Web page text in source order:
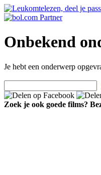
Onbekend
Je hebt een onderwerp
Zoek je ook goede films?